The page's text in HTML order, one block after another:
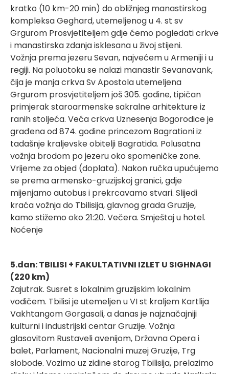
kratko (10 km-20 min) do obližnjeg manastirskog
kompleksa Geghard, utemeljenog u 4. st sv
Grgurom Prosvjetiteljem gdje ćemo pogledati crkve
i manastirska zdanja isklesana u živoj stijeni.
Vožnja prema jezeru Sevan, najvećem u Armeniji i u
regiji. Na poluotoku se nalazi manastir Sevanavank,
čija je manja crkva Sv Apostola utemeljena
Grgurom prosvjetiteljem još 305. godine, tipičan
primjerak staroarmenske sakralne arhitekture iz
ranih stoljeća. Veća crkva Uznesenja Bogorodice je
građena od 874. godine princezom Bagrationi iz
tadašnje kraljevske obitelji Bagratida. Polusatna
vožnja brodom po jezeru oko spomeničke zone.
Vrijeme za objed (doplata). Nakon ručka upućujemo
se prema armensko-gruzijskoj granici, gdje
mijenjamo autobus i prekrcavamo stvari. Slijedi
kraća vožnja do Tbilisija, glavnog grada Gruzije,
kamo stižemo oko 21:20. Večera. Smještaj u hotel.
Noćenje
5.dan: TBILISI + FAKULTATIVNI IZLET U SIGHNAGI
(220 km)
Zajutrak. Susret s lokalnim gruzijskim lokalnim
vodičem. Tbilisi je utemeljen u VI st kraljem Kartlija
Vakhtangom Gorgasali, a danas je najznačajniji
kulturni i industrijski centar Gruzije. Vožnja
glasovitom Rustaveli avenijom, Državna Opera i
balet, Parlament, Nacionalni muzej Gruzije, Trg
slobode. Vozimo uz zidine starog Tbilisija, prelazimo